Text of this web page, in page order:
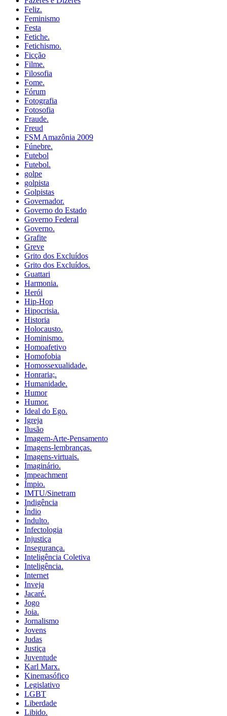
Feliz.
Feminismo
Festa
Fetiche.
Fetichismo.
Ficção
Filme.
Filosofia
Fome.
Fórum
Fotografia
Fotosofia
Fraude.
Freud
FSM Amazônia 2009
Fúnebre.
Futebol
Futebol.
golpe
golpista
Golpistas
Governador.
Governo do Estado
Governo Federal
Governo.
Grafite
Greve
Grito dos Excluídos
Grito dos Excluídos.
Guattari
Harmonia.
Herói
Hip-Hop
Hipocrisia.
Historia
Holocausto.
Hominismo.
Homoafetivo
Homofobia
Homossexualidade.
Honraria;.
Humanidade.
Humor
Humor.
Ideal do Ego.
Igreja
Ilusão
Imagem-Arte-Pensamento
Imagens-lembranças.
Imagens-virtuais.
Imaginário.
Impeachment
Ímpio.
IMTU/Sinetram
Indigência
Índio
Indulto.
Infectologia
Injustiça
Insegurança.
Inteligência Coletiva
Inteligência.
Internet
Inveja
Jacaré.
Jogo
Joia.
Jornalismo
Jovens
Judas
Justiça
Juventude
Karl Marx.
Kinemasófico
Legislativo
LGBT
Liberdade
Libido.